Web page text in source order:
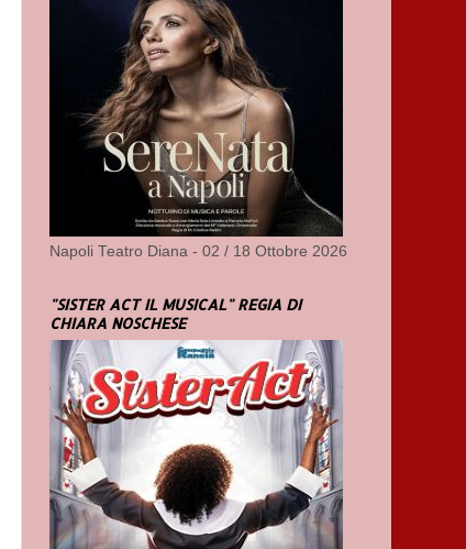
Napoli Teatro Diana - 02 / 18 Ottobre 2026
"SISTER ACT IL MUSICAL" REGIA DI
CHIARA NOSCHESE